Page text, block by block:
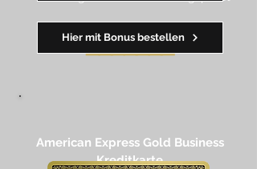
━━━━━━━
Hier mit Bonus bestellen
American Express Gold Business
Kreditkarte​